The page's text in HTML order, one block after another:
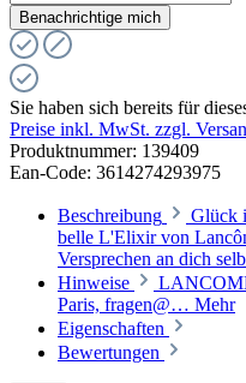
Benachrichtige mich
Sie haben sich bereits für
Preise inkl. MwSt. zzgl.
Produktnummer: 139409
Ean-Code: 3614274293975
Beschreibung
Glück
belle L'Elixir von
Versprechen an dich
Hinweise
Paris, fragen@… Mehr
Eigenschaften
Bewertungen